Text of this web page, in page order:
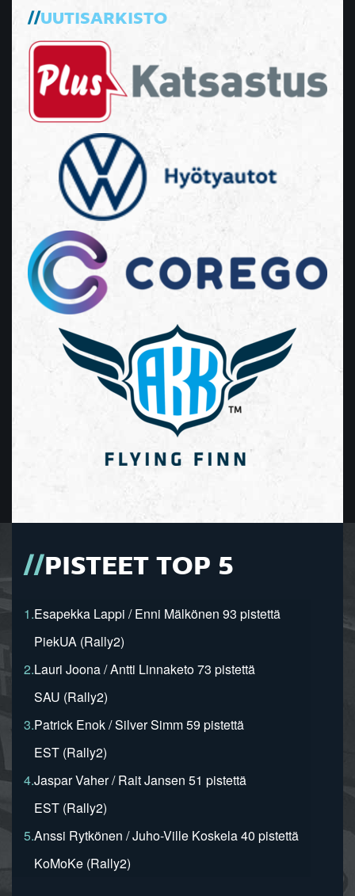
UUTISARKISTO
PISTEET TOP 5
1.Esapekka Lappi / Enni Mälkönen 93 pistettä
PiekUA (Rally2)
2.Lauri Joona / Antti Linnaketo 73 pistettä
SAU (Rally2)
3.Patrick Enok / Silver Simm 59 pistettä
EST (Rally2)
4.Jaspar Vaher / Rait Jansen 51 pistettä
EST (Rally2)
5.Anssi Rytkönen / Juho-Ville Koskela 40 pistettä
KoMoKe (Rally2)